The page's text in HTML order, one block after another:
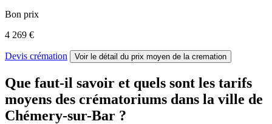
Bon prix
4 269 €
Devis crémation Voir le détail du prix moyen de la cremation
Que faut-il savoir et quels sont les tarifs
moyens des crématoriums dans la ville de
Chémery-sur-Bar ?